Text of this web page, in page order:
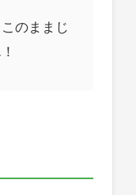
のままじ